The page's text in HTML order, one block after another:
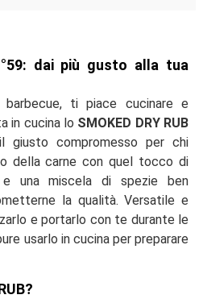
dai più gusto alla tua
ti piace cucinare e
in cucina lo SMOKED DRY RUB
compromesso per chi
della carne con quel tocco di
e una miscela di spezie ben
la qualità. Versatile e
e portarlo con te durante le
usarlo in cucina per preparare